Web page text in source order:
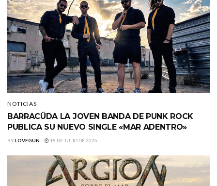
NOTICIAS
BARRACÜDA LA JOVEN BANDA DE PUNK ROCK
PUBLICA SU NUEVO SINGLE «MAR ADENTRO»
BYLOVEGUN 18 DE JULIO DE 2026